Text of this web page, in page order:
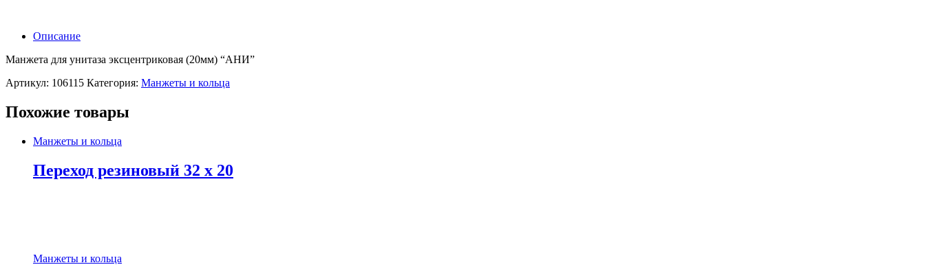
Описание
Манжета для унитаза эксцентриковая (20мм) “АНИ”
Артикул: 106115 Категория: Манжеты и кольца
Похожие товары
Манжеты и кольца
Переход резиновый 32 x 20
Манжеты и кольца